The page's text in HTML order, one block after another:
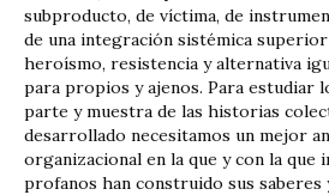
subproducto, de víctima, de
de una integración sistémica
heroísmo, resistencia y alternativa
para propios y ajenos. Para estudiar
parte y muestra de las historias
desarrollado necesitamos un mejor
organizacional en la que y con la que
profanos han construido sus saberes